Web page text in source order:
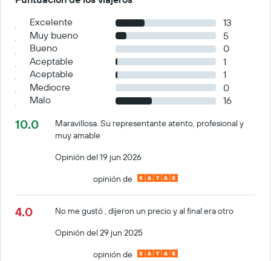
Excelente
13
Muy bueno
5
Bueno
0
Aceptable
1
Aceptable
1
Mediocre
0
Malo
16
10.0
Maravillosa. Su representante atento, profesional y
muy amable
Opinión del 19 jun 2026
opinión de
4.0
No me gustó , dijeron un precio y al final era otro
Opinión del 29 jun 2025
opinión de